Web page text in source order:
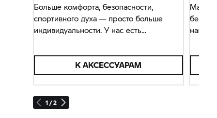
1 / 2
Больше комфорта, безопасности,
спортивного духа — просто больше
индивидуальности. У нас есть
случай.
К АКСЕССУАРАМ
наши